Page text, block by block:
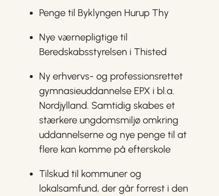
Penge til Byklyngen Hurup Thy
Nye værnepligtige til
Beredskabsstyrelsen i Thisted
Ny erhvervs- og professionsrettet
gymnasieuddannelse EPX i bl.a.
Nordjylland. Samtidig skabes et
stærkere ungdomsmiljø omkring
uddannelserne og nye penge til at
flere kan komme på efterskole
Tilskud til kommuner og
lokalsamfund, der går forrest i den